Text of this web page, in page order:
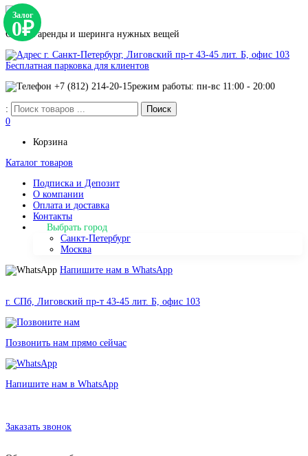
Сервис аренды и шеринга нужных вещей
г. Санкт-Петербург, Лиговский пр-т 43-45 лит. Б, офис 103
Бесплатная парковка для клиентов
+7 (812) 214-20-15режим работы: пн-вс 11:00 - 20:00
:
0
Корзина
Каталог товаров
Подписка и Депозит
О компании
Оплата и доставка
Контакты
Выбрать город
Санкт-Петербург
Москва
Напишите нам в WhatsApp
г. СПб, Лиговский пр-т 43-45 лит. Б, офис 103
Позвонить нам прямо сейчас
Напишите нам в WhatsApp
Заказать звонок
Залог
0₽